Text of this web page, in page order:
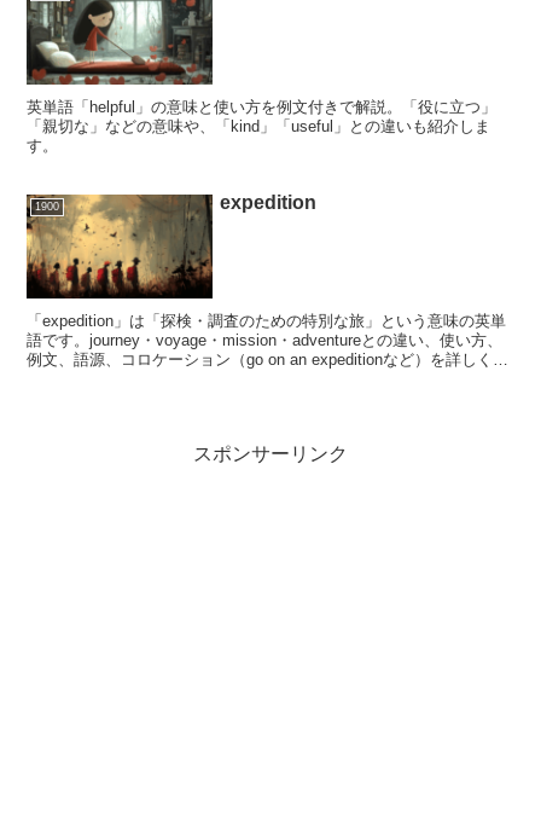
英単語「helpful」の意味と使い方を例文付きで解説。「役に立つ」
「親切な」などの意味や、「kind」「useful」との違いも紹介しま
す。
1900 expedition
「expedition」は「探検・調査のための特別な旅」という意味の英単
語です。journey・voyage・mission・adventureとの違い、使い方、
例文、語源、コロケーション（go on an expeditionなど）を詳しく解
スポンサーリンク